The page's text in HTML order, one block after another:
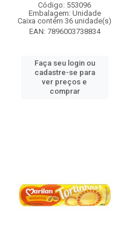
Código: 553096
Embalagem: Unidade
Caixa contém 36 unidade(s)
EAN: 7896003738834
Faça seu login ou
cadastre-se para
ver preços e
comprar